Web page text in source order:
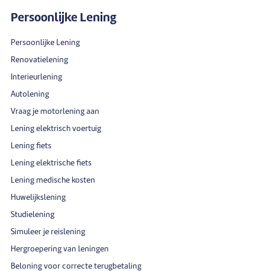
Persoonlijke Lening
Persoonlijke Lening
Renovatielening
Interieurlening
Autolening
Vraag je motorlening aan
Lening elektrisch voertuig
Lening fiets
Lening elektrische fiets
Lening medische kosten
Huwelijkslening
Studielening
Simuleer je reislening
Hergroepering van leningen
Beloning voor correcte terugbetaling